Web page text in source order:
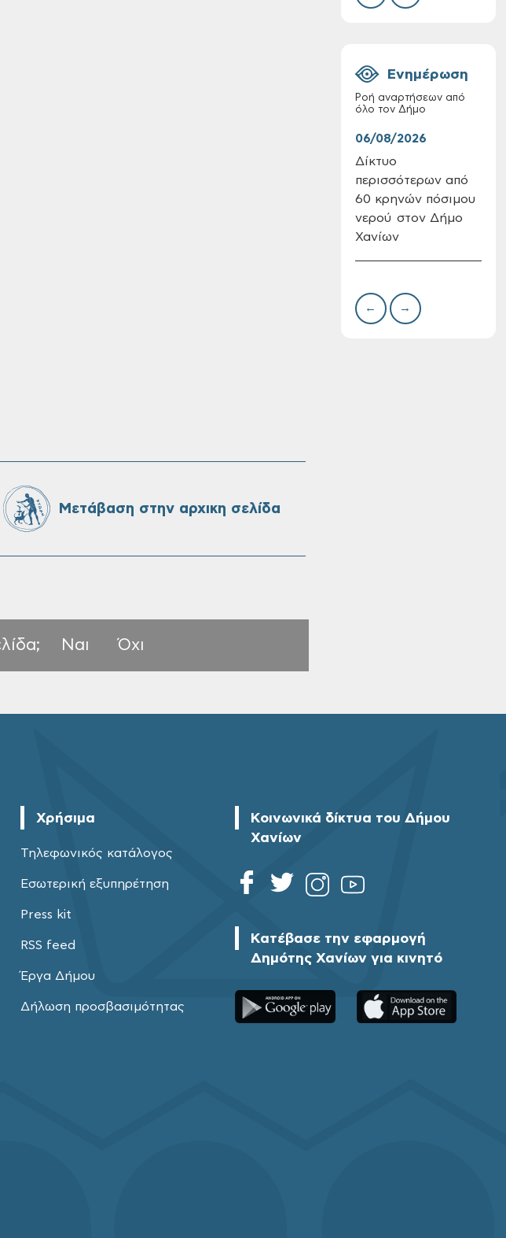
Πίνακες
ΣΟΧ 3/2026 του
Δήμου Χανίων
προσωπικού με
σχέση εργάσιας
Ενημέρωση
Ροή αναρτήσεων από
όλο τον Δήμο
06/08/2026
Δίκτυο
περισσότερων από
60 κρηνών πόσιμου
νερού στον Δήμο
Χανίων
← →
Μετάβαση στην αρχικη σελίδα
Ναι Όχι
Χρήσιμα
Τηλεφωνικός κατάλογος
Εσωτερική εξυπηρέτηση
Press kit
RSS feed
Έργα Δήμου
Δήλωση προσβασιμότητας
Κοινωνικά δίκτυα του Δήμου
Χανίων
Κατέβασε την εφαρμογή
Δημότης Χανίων για κινητό